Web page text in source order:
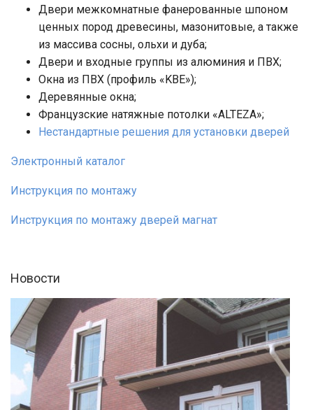
Двери межкомнатные фанерованные шпоном
ценных пород древесины, мазонитовые, а также
из массива сосны, ольхи и дуба;
Двери и входные группы из алюминия и ПВХ;
Окна из ПВХ (профиль «KBE»);
Деревянные окна;
Французские натяжные потолки «ALTEZA»;
Нестандартные решения для установки дверей
Электронный каталог
Инструкция по монтажу
Инструкция по монтажу дверей магнат
Новости